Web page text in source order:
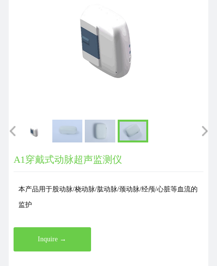
A1穿戴式动脉超声监测仪
本产品用于股动脉/桡动脉/肱动脉/颈动脉/经颅/心脏等血流的
监护
Inquire →